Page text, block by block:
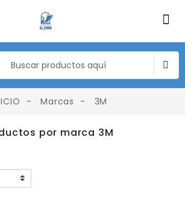
Marcas 3M
por marca 3M